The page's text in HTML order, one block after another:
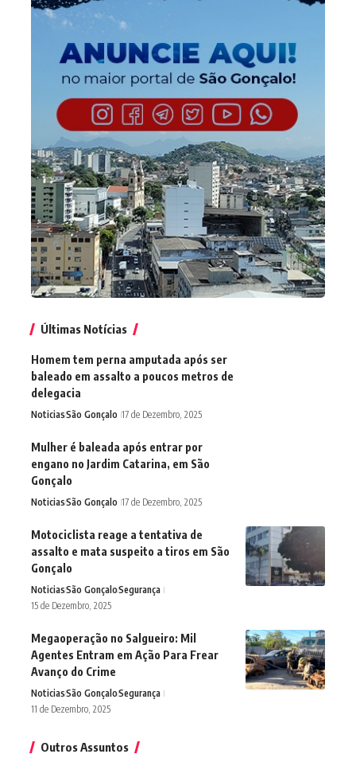
Últimas Notícias
Homem tem perna amputada após ser
baleado em assalto a poucos metros de
delegacia
NoticiasSão Gonçalo 17 de Dezembro, 2025
Mulher é baleada após entrar por
engano no Jardim Catarina, em São
Gonçalo
NoticiasSão Gonçalo 17 de Dezembro, 2025
Motociclista reage a tentativa de
assalto e mata suspeito a tiros em São
Gonçalo
NoticiasSão GonçaloSegurança
15 de Dezembro, 2025
Megaoperação no Salgueiro: Mil
Agentes Entram em Ação Para Frear
Avanço do Crime
NoticiasSão GonçaloSegurança
11 de Dezembro, 2025
Outros Assuntos